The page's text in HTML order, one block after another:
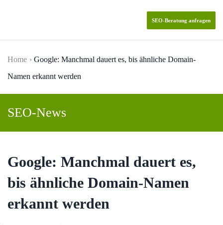
SEO-Beratung anfragen
Home
Google: Manchmal dauert es, bis ähnliche Domain-
Namen erkannt werden
SEO-News
Google: Manchmal dauert es,
bis ähnliche Domain-Namen
erkannt werden